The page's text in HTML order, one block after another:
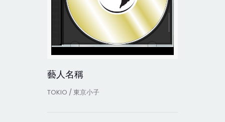
藝人名稱
TOKIO / 東京小子